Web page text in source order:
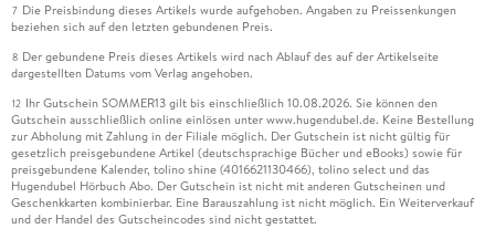
7 Die Preisbindung dieses Artikels wurde aufgehoben. Angaben zu Preissenkungen
beziehen sich auf den letzten gebundenen Preis.
8 Der gebundene Preis dieses Artikels wird nach Ablauf des auf der Artikelseite
dargestellten Datums vom Verlag angehoben.
12 Ihr Gutschein SOMMER13 gilt bis einschließlich 10.08.2026. Sie können den
Gutschein ausschließlich online einlösen unter www.hugendubel.de. Keine Bestellung
zur Abholung mit Zahlung in der Filiale möglich. Der Gutschein ist nicht gültig für
gesetzlich preisgebundene Artikel (deutschsprachige Bücher und eBooks) sowie für
preisgebundene Kalender, tolino shine (4016621130466), tolino select und das
Hugendubel Hörbuch Abo. Der Gutschein ist nicht mit anderen Gutscheinen und
Geschenkkarten kombinierbar. Eine Barauszahlung ist nicht möglich. Ein Weiterverkauf
und der Handel des Gutscheincodes sind nicht gestattet.